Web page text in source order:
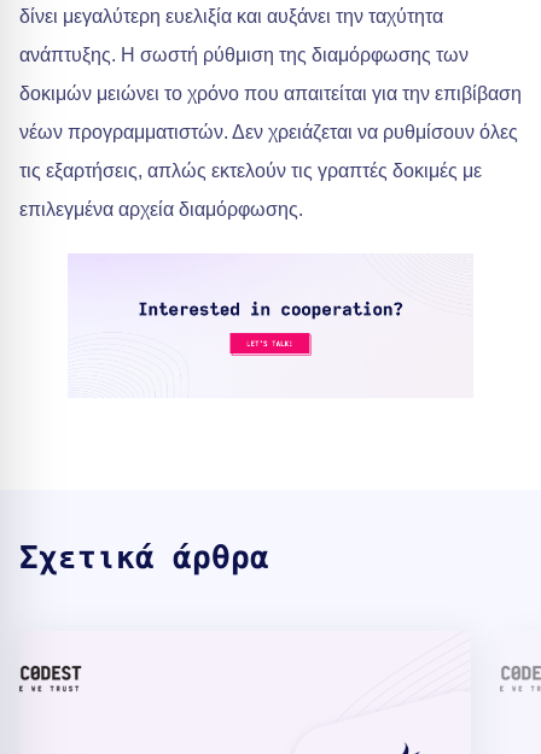
δίνει μεγαλύτερη ευελιξία και αυξάνει την ταχύτητα
ανάπτυξης. Η σωστή ρύθμιση της διαμόρφωσης των
δοκιμών μειώνει το χρόνο που απαιτείται για την επιβίβαση
νέων προγραμματιστών. Δεν χρειάζεται να ρυθμίσουν όλες
τις εξαρτήσεις, απλώς εκτελούν τις γραπτές δοκιμές με
επιλεγμένα αρχεία διαμόρφωσης.
Σχετικά άρθρα